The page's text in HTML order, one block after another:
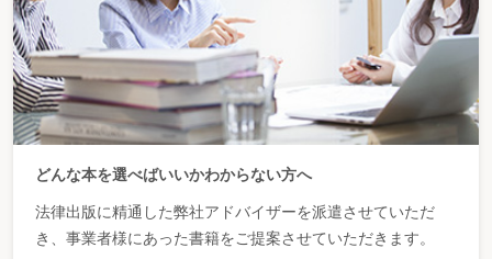
どんな本を選べばいいかわからない方へ
法律出版に精通した弊社アドバイザーを派遣させていただ
き、事業者様にあった書籍をご提案させていただきます。